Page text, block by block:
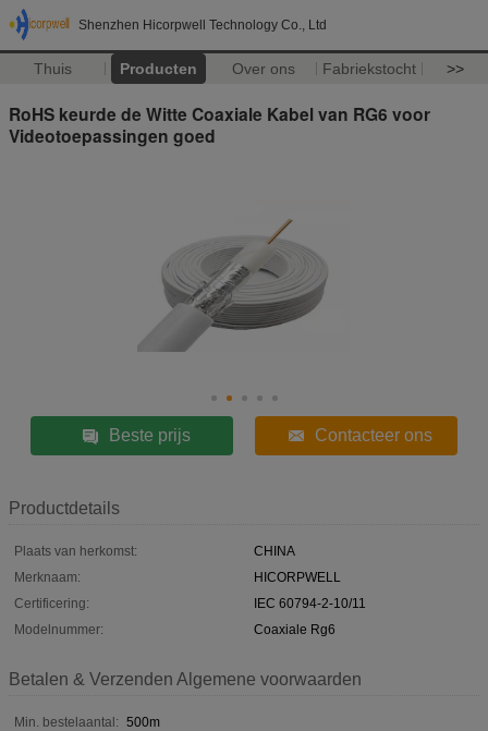
Shenzhen Hicorpwell Technology Co., Ltd
Thuis Producten Over ons Fabriekstocht >>
RoHS keurde de Witte Coaxiale Kabel van RG6 voor
Videotoepassingen goed
Beste prijs Contacteer ons
Productdetails
Plaats van herkomst:
CHINA
Merknaam:
HICORPWELL
Certificering:
IEC 60794-2-10/11
Modelnummer:
Coaxiale Rg6
Betalen & Verzenden Algemene voorwaarden
Min. bestelaantal: 500m